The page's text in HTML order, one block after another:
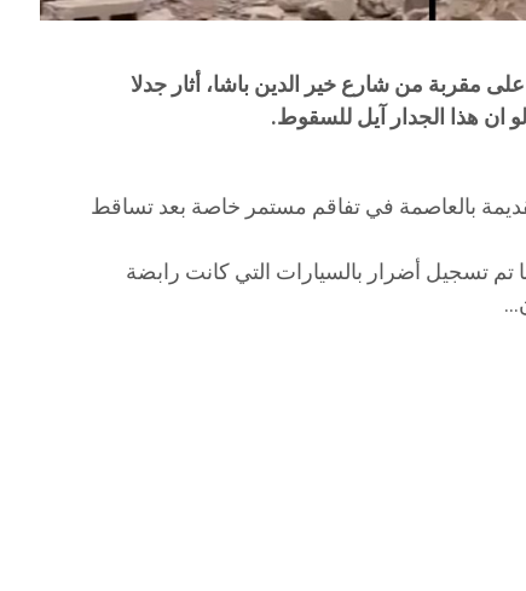
اليوم الثلاثاء 31 مارس على مقربة من شارع خير الدين باشا، أثار جدلا
ان هذا الجدار آيل للسقوط.
القديمة بالعاصمة في تفاقم مستمر خاصة بعد تساقط
تسجيل أضرار بالسيارات التي كانت رابضة